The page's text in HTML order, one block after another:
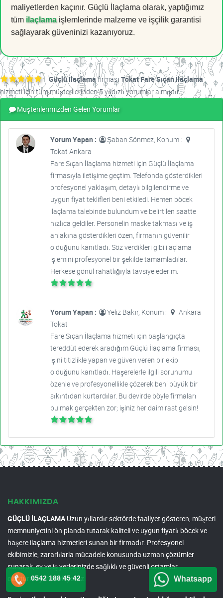
maliyetlerden kaçınır. Güçlü İlaçlama olarak, yaptığımız
tüm ilaçlamaişlemlerinde malzeme ve işçilik garantisi
sağlayarak güveninizi kazanıyoruz.
Güçlü İlaçlamafirması Tokat Fare Sıçan İlaçlama
hizmeti için tüm müşterilerinden 5 yıldızlı yorumlar almıştır.
Müşterilerimizden Gelen Yorumlar
Yorum Yapan :
Şaban Sönmez, Konum :
Tokat Ankara
Fare Sıçan İlaçlama hizmeti için Güçlü İlaçlama
firmasıyla iletişime geçtim. Telefonda gösterdikleri
profesyonel yaklaşım, detaylı bilgilendirme ve
uygun fiyat teklifleri beni etkiledi. Hemen böcek
ilaçlama talebinde bulundum ve belirtilen saatte
hızlıca geldiler. Personelin maske takması ve iş
ahlakına gösterdikleri özen, firmanın güvenilir
olduğunu kanıtladı. Söz verdikleri gibi ilaçlama
işlemini profesyonel bir şekilde tamamladılar.
Herkese gönül rahatlığıyla tavsiye ederim.
Yorum Yapan : Yeliz Bakır, Konum :
Ankara
Tokat
Fare Sıçan İlaçlama hizmeti için başlangıçta
tereddüt ederek aradığım Güçlü İlaçlama firması,
işini titizlikle yapan ve güven veren bir ekip
olduğunu kanıtladı. Haşerelerle ilgili sorunumu
özenle ve profesyonellikle çözerek beni büyük bir
sıkıntıdan kurtardılar. Bu devirde böyle firmaları
bulmak gerçekten zor; işiniz her daim rast gelsin!
HAKKIMIZDA
GÜÇLÜ İLAÇLAMAUzun yıllardır sektörde faaliyet gösteren, müşteri
memnuniyetini ön planda tutarak kaliteli ve uygun fiyatlı böcek ve
haşere ilaçlama hizmetleri sunan bir firmadır. Profesyonel
ekibimizle, zararlılarla mücadele konusunda uzman çözümler
sunarak, ev ve iş yerlerinizde sağlıklı ve güvenli ortamlar
oluşturmayı hedefliyoruz.
0542 188 45 42 Whatsapp